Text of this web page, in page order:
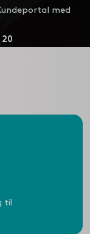
med
20
til